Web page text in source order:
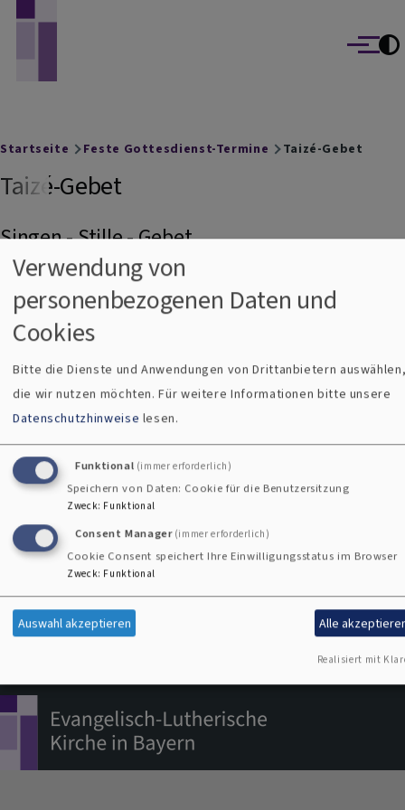
Menü
Breadcrumb
Startseite Feste Gottesdienst-Termine Taizé-Gebet
Taizé-Gebet
Singen - Stille - Gebet
Zu meditativen Gesängen aus Taizé und biblischen
Texten versuchen wir in der Hektik des Alltags eine Nische
der Stille zu schaffen.
Fußbereichsmenü
Cookie-Einstellungen
Impressum
Datenschutzerklärung
Barrierefreiheitserklärung
Benutzermenü
Verwendung von
personenbezogenen Daten und
Cookies
Bitte die Dienste und Anwendungen von Drittanbietern
die wir nutzen möchten.Für weitere Informationen bitte unsere
Datenschutzhinweise lesen.
Funktional (immer erforderlich)
Speichern von Daten: Cookie für die Benutzersitzung
Zweck: Funktional
Consent Manager (immer erforderlich)
Cookie Consent speichert Ihre Einwilligungsstatus im Browser
Zweck: Funktional
Auswahl akzeptieren Alle
Realisiert mit